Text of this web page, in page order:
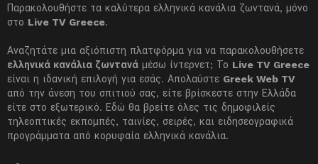
Παρακολουθήστε τα καλύτερα ελληνικά κανάλια ζωντανά, μόνο
στο Live TV Greece.
Αναζητάτε μια αξιόπιστη πλατφόρμα για να παρακολουθήσετε
ελληνικά κανάλια ζωντανά μέσω ίντερνετ; Το Live TV Greece
είναι η ιδανική επιλογή για εσάς. Απολαύστε Greek Web TV
από την άνεση του σπιτιού σας, είτε βρίσκεστε στην Ελλάδα
είτε στο εξωτερικό. Εδώ θα βρείτε όλες τις δημοφιλείς
τηλεοπτικές εκπομπές, ταινίες, σειρές, και ειδησεογραφικά
προγράμματα από κορυφαία ελληνικά κανάλια.